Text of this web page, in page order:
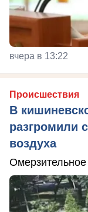
вчера в 13:22
Происшествия
В
разгромили
воздуха